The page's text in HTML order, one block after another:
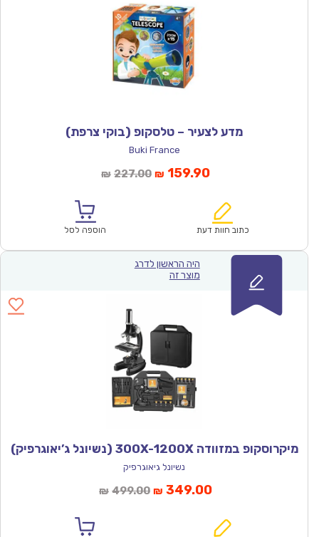
מדע לצעיר – טלסקופ (בוקי צרפת)
Buki France
₪ 227.00המחיר
₪227.00.
₪ 159.90המחיר
הוא:
כתוב חוות דעת הוספה לסל
היה הראשון לדרג
מוצר זה
מיקרוסקופ במזוודה 300X-1200X (נשיונל ג’יאוגרפיק)
נשיונל גיאוגרפיק
₪ 499.00המחיר
₪ 349.00המחיר
הוא: